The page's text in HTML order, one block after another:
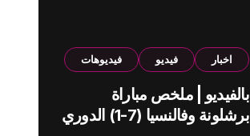
اخبار فيديو فيديوهات
بالفيديو | ملخص مباراة
برشلونة وفالنسيا (7-1) الدوري